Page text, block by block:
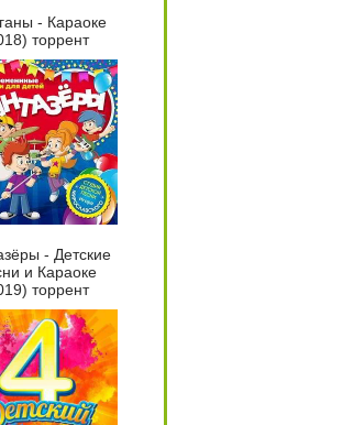
- Караоке
торрент
- Детские
и Караоке
торрент